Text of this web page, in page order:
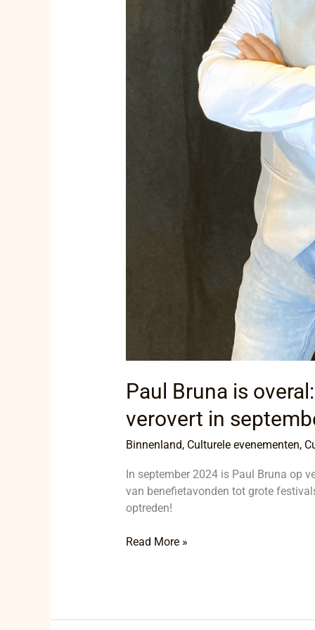
Paul Bruna is
verovert in
Binnenland, Culturele evenementen,
In september 2024 is Paul Bruna op
van benefietavonden tot grote
optreden!
Read More »